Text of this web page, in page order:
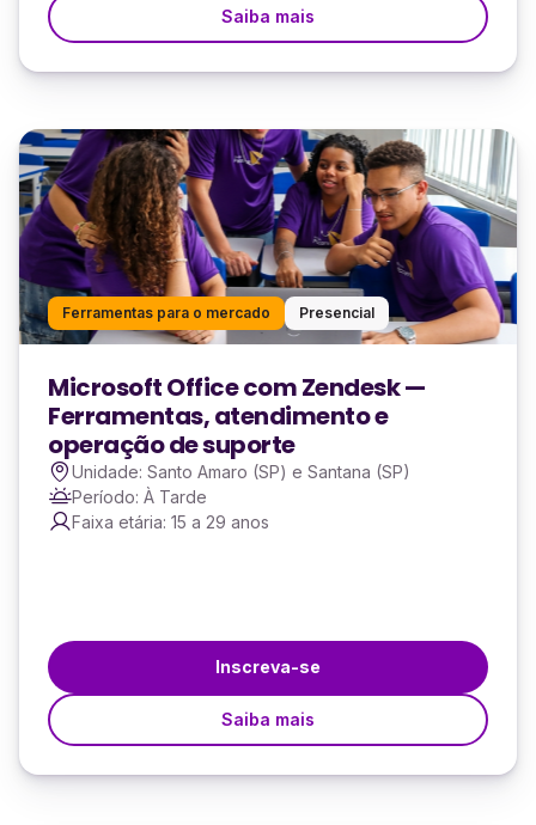
Saiba mais
Ferramentas para o mercado Presencial
Microsoft Office com Zendesk —
Ferramentas, atendimento e
operação de suporte
Unidade: Santo Amaro (SP) e Santana (SP)
Período: À Tarde
Faixa etária: 15 a 29 anos
Inscreva-se
Saiba mais